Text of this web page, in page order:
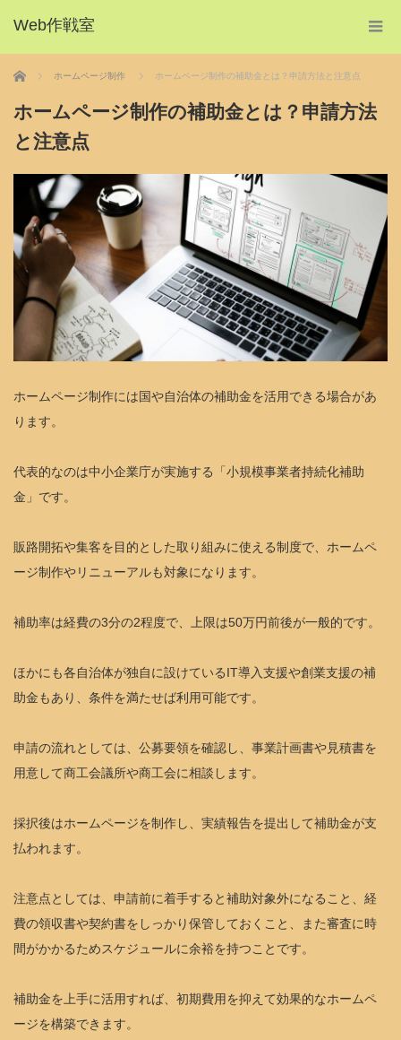
Web作戦室
ホーム ホームページ制作 ホームページ制作の補助金とは？申請方法と注意点
ホームページ制作の補助金とは？申請方法
と注意点
ホームページ制作には国や自治体の補助金を活用できる場合があ
ります。
代表的なのは中小企業庁が実施する「小規模事業者持続化補助
金」です。
販路開拓や集客を目的とした取り組みに使える制度で、ホームペ
ージ制作やリニューアルも対象になります。
補助率は経費の3分の2程度で、上限は50万円前後が一般的です。
ほかにも各自治体が独自に設けているIT導入支援や創業支援の補
助金もあり、条件を満たせば利用可能です。
申請の流れとしては、公募要領を確認し、事業計画書や見積書を
用意して商工会議所や商工会に相談します。
採択後はホームページを制作し、実績報告を提出して補助金が支
払われます。
注意点としては、申請前に着手すると補助対象外になること、経
費の領収書や契約書をしっかり保管しておくこと、また審査に時
間がかかるためスケジュールに余裕を持つことです。
補助金を上手に活用すれば、初期費用を抑えて効果的なホームペ
ージを構築できます。